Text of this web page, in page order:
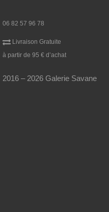
06 82 57 96 78
Livraison Gratuite
à partir de 95 € d’achat
2016 – 2026 Galerie Savane